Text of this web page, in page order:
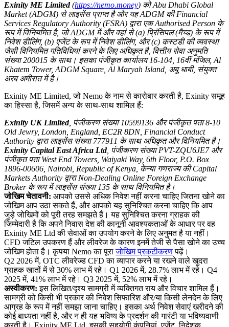
Exinity ME Limited(https://nemo.money) को Abu Dhabi Global
Market (ADGM) से लाइसेंस प्राप्त है और यह ADGM की Financial
Services Regulatory Authority (FSRA) द्वारा एक Authorised Person के
रूप में विनियमित है, जो ADGM में और वहां से (a) प्रिंसिपल (मैच्ड) के रूप में
निवेश डीलिंग, (b) एजेंट के रूप में निवेश डीलिंग, और (c) कस्टडी की व्यवस्था
जैसी विनियमित गतिविधियां करने के लिए अधिकृत है, वित्तीय सेवा अनुमति
संख्या 200015 के साथ। इसका पंजीकृत कार्यालय 16-104, 16वीं मंजिल, Al
Khatem Tower, ADGM Square, Al Maryah Island, अबू धाबी, संयुक्त
अरब अमीरात में है।
Exinity ME Limited, जो Nemo के नाम से कारोबार करती है, Exinity समूह
का हिस्सा है, जिसमें अन्य के साथ-साथ शामिल हैं:
Exinity UK Limited, पंजीकरण संख्या 10599136 और पंजीकृत पता 8-10
Old Jewry, London, England, EC2R 8DN, Financial Conduct
Authority द्वारा लाइसेंस संख्या 777911 के साथ अधिकृत और विनियमित है।
Exinity Capital East Africa Ltd, पंजीकरण संख्या PVT-ZQU6JE7 और
पंजीकृत पता West End Towers, Waiyaki Way, 6th Floor, P.O. Box
1896-00606, Nairobi, Republic of Kenya, केन्या गणराज्य की Capital
Markets Authority द्वारा Non-Dealing Online Foreign Exchange
Broker के रूप में लाइसेंस संख्या 135 के साथ विनियमित है।
जोखिम चेतावनी: आपको उससे अधिक निवेश नहीं करना चाहिए जितना खोने का
जोखिम आप उठा सकते हैं, और आपको यह सुनिश्चित करना चाहिए कि आप
जुड़े जोखिमों को पूरी तरह समझते हैं। यह सुनिश्चित करना ग्राहक की
जिम्मेदारी है कि अपने निवास देश की कानूनी आवश्यकताओं के आधार पर वह
Exinity ME Ltd की सेवाओं का उपयोग करने के लिए अनुमत है या नहीं।
CFD जटिल उपकरण हैं और लीवरेज के कारण इनमें तेजी से पैसा खोने का उच्च
जोखिम होता है। कृपया Nemo का पूराजोखिम प्रकटीकरणपढ़ें।
Q2 2026 में, OTC लीवरेज्ड CFD का व्यापार करने या रखने वाले खुदरा
ग्राहक खातों में से 30% लाभ में रहे। Q1 2026 में, 28.7% लाभ में रहे। Q4
2025 में, 41% लाभ में रहे। Q3 2025 में, 52% लाभ में रहे।
अस्वीकरण: इस लिखित/दृश्य सामग्री में व्यक्तिगत राय और विचार शामिल हैं।
सामग्री को किसी भी प्रकार की निवेश सिफारिश और/या किसी लेनदेन के लिए
आग्रह के रूप में नहीं समझा जाना चाहिए। इसका अर्थ निवेश सेवाएं खरीदने की
कोई बाध्यता नहीं है, और न ही यह भविष्य के प्रदर्शन की गारंटी या भविष्यवाणी